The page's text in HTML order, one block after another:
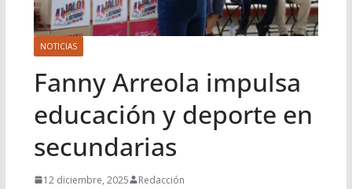
NOTICIAS
Fanny Arreola impulsa
educación y deporte en
secundarias
12 diciembre, 2025 Redacción